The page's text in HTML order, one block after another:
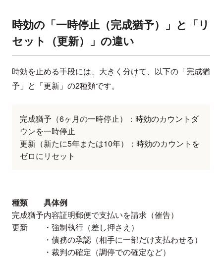
時効の「一時停止（完成猶予）」と「リ
セット（更新）」の違い
時効を止める手段には、大きく分けて、以下の「完成猶
予」と「更新」の2種類です。
完成猶予（6ヶ月の一時停止）：時効のカウントダ
ウンを一時停止
更新（新たに5年または10年）：時効のカウントを
ゼロにリセット
種類
具体例
完成猶予内容証明郵便で支払いを請求（催告）
更新
・強制執行（差し押さえ）
・債務の承認（相手に一部だけ支払わせる）
・裁判の確定（調停での確定など）